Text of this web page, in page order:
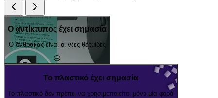
Ο αντίκτυπος έχει σημασία
Ο άνθρακας είναι οι νέες θερμίδες
Το πλαστικό έχει σημασία
Το πλαστικό δεν πρέπει να χρησιμοποιείται μόνο μία φορά